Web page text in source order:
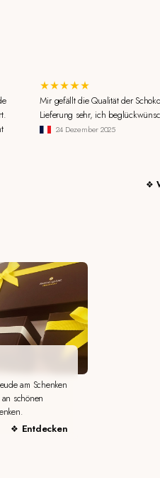
Mir gefällt die Qualität der
Lieferung sehr, ich
24 Dezember 2025
am Schenken
schönen
Entdecken